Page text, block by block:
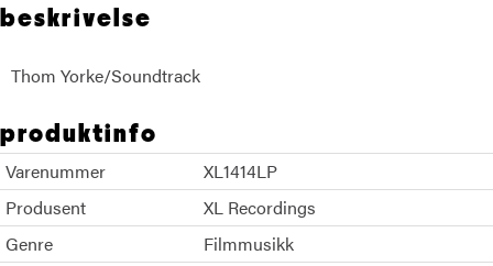
beskrivelse
Thom Yorke/Soundtrack
produktinfo
Varenummer
XL1414LP
Produsent
XL Recordings
Genre
Filmmusikk